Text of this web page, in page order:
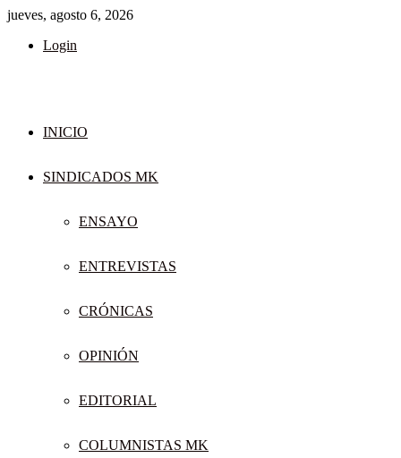
jueves, agosto 6, 2026
Login
INICIO
SINDICADOS MK
ENSAYO
ENTREVISTAS
CRÓNICAS
OPINIÓN
EDITORIAL
COLUMNISTAS MK